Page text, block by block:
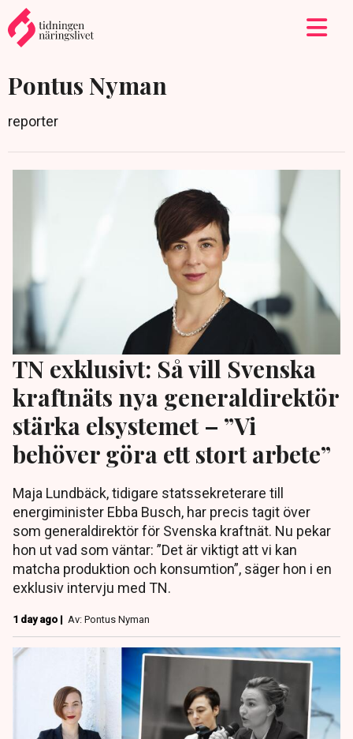
Pontus Nyman
reporter
TN exklusivt: Så vill Svenska
kraftnäts nya generaldirektör
stärka elsystemet – ”Vi
behöver göra ett stort arbete”
Maja Lundbäck, tidigare statssekreterare till
energiminister Ebba Busch, har precis tagit över
som generaldirektör för Svenska kraftnät. Nu pekar
hon ut vad som väntar: ”Det är viktigt att vi kan
matcha produktion och konsumtion”, säger hon i en
exklusiv intervju med TN.
1 day ago | Av: Pontus Nyman